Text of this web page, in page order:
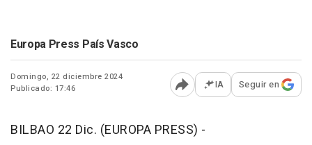
Europa Press País Vasco
Domingo, 22 diciembre 2024
Publicado: 17:46
Abrir opciones para
IA Seguir en
BILBAO 22 Dic. (EUROPA PRESS) -